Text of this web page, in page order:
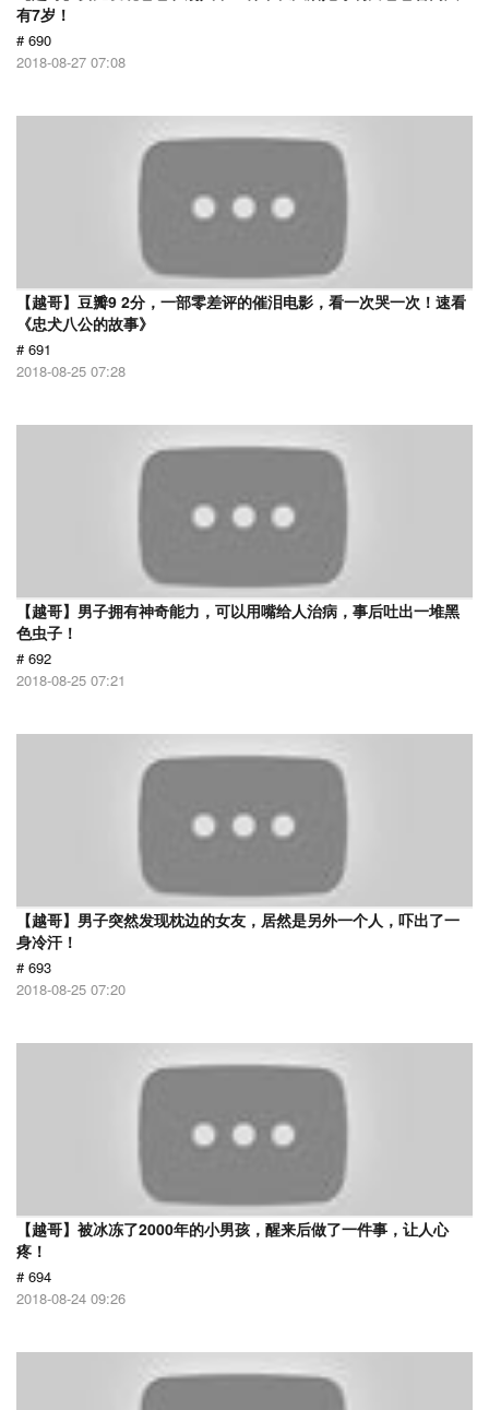
有7岁！
# 690
2018-08-27 07:08
【越哥】豆瓣9 2分，一部零差评的催泪电影，看一次哭一次！速看
《忠犬八公的故事》
# 691
2018-08-25 07:28
【越哥】男子拥有神奇能力，可以用嘴给人治病，事后吐出一堆黑
色虫子！
# 692
2018-08-25 07:21
【越哥】男子突然发现枕边的女友，居然是另外一个人，吓出了一
身冷汗！
# 693
2018-08-25 07:20
【越哥】被冰冻了2000年的小男孩，醒来后做了一件事，让人心
疼！
# 694
2018-08-24 09:26